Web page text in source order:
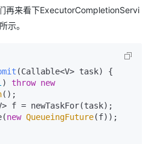
再来看下ExecutorCompletionServi
示。
(Callable<V> task)
{
) throw new
();
new QueueingFuture(f));